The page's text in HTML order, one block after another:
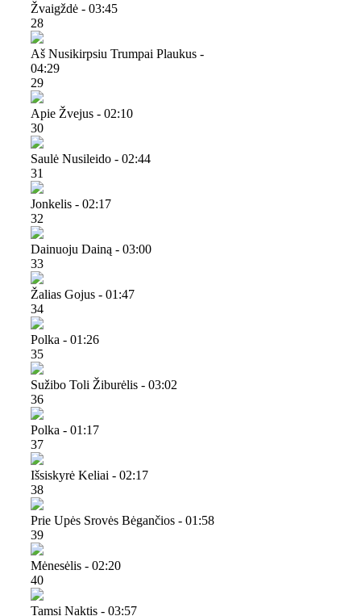
Žvaigždė - 03:45
28
Aš Nusikirpsiu Trumpai Plaukus -
04:29
29
Apie Žvejus - 02:10
30
Saulė Nusileido - 02:44
31
Jonkelis - 02:17
32
Dainuoju Dainą - 03:00
33
Žalias Gojus - 01:47
34
Polka - 01:26
35
Sužibo Toli Žiburėlis - 03:02
36
Polka - 01:17
37
Išsiskyrė Keliai - 02:17
38
Prie Upės Srovės Bėgančios - 01:58
39
Mėnesėlis - 02:20
40
Tamsi Naktis - 03:57